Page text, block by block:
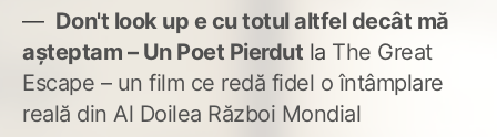
Don't look up e cu totul altfel decât mă
așteptam – Un Poet Pierdut la The Great
Escape – un film ce redă fidel o întâmplare
reală din Al Doilea Război Mondial